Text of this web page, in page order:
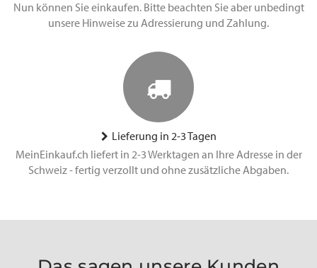
Nun können Sie einkaufen. Bitte beachten Sie aber unbedingt
unsere Hinweise zu Adressierung und Zahlung.
Lieferung in 2-3 Tagen
MeinEinkauf.ch liefert in 2-3 Werktagen an Ihre Adresse in der
Schweiz - fertig verzollt und ohne zusätzliche Abgaben.